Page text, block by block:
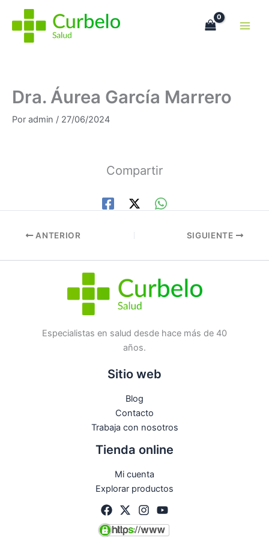
contenido
Dra. Áurea García Marrero
Por admin / 27/06/2024
Compartir
ANTERIOR SIGUIENTE
Especialistas en salud desde hace más de 40
años.
Sitio web
Blog
Contacto
Trabaja con nosotros
Tienda online
Mi cuenta
Explorar productos